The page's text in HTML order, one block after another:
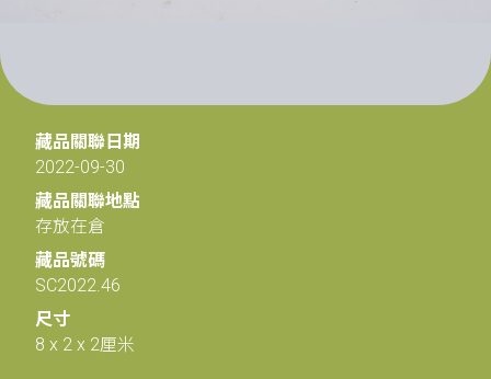
藏品關聯日期
2022-09-30
藏品關聯地點
存放在倉
藏品號碼
SC2022.46
尺寸
8 x 2 x 2厘米